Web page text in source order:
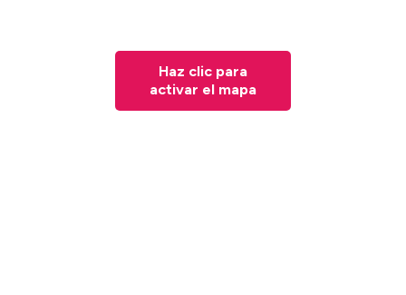
Haz clic para
activar el mapa